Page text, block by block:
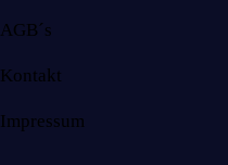
AGB´s
Kontakt
Impressum